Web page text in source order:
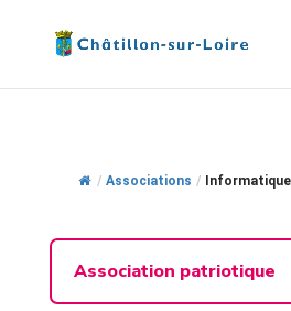
/ Associations /
Association patriotique